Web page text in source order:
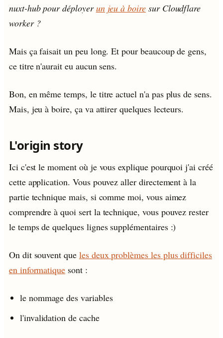
nuxt-hub pour déployerun jeu à boiresur Cloudflare
worker ?
Mais ça faisait un peu long. Et pour beaucoup de gens,
ce titre n'aurait eu aucun sens.
Bon, en même temps, le titre actuel n'a pas plus de sens.
Mais, jeu à boire, ça va attirer quelques lecteurs.
L'origin story
Ici c'est le moment où je vous explique pourquoi j'ai créé
cette application. Vous pouvez aller directement à la
partie technique mais, si comme moi, vous aimez
comprendre à quoi sert la technique, vous pouvez rester
le temps de quelques lignes supplémentaires :)
On dit souvent que les deux problèmes les plus difficiles
en informatique sont :
le nommage des variables
l'invalidation de cache